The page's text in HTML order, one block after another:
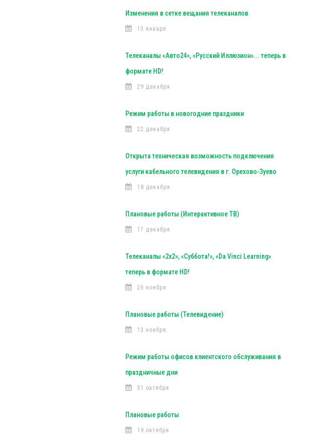
Изменения в сетке вещания телеканалов
13 января
Телеканалы «Авто24», «Русский Иллюзион»... теперь в
формате HD!
29 декабря
Режим работы в новогодние праздники
22 декабря
Открыта техническая возможность подключения
услуги кабельного телевидения в г. Орехово-Зуево
18 декабря
Плановые работы (Интерактивное ТВ)
17 декабря
Телеканалы «2х2», «Суббота!», «Da Vinci Learning»
теперь в формате HD!
26 ноября
Плановые работы (Телевидение)
13 ноября
Режим работы офисов клиентского обслуживания в
праздничные дни
31 октября
Плановые работы
19 октября